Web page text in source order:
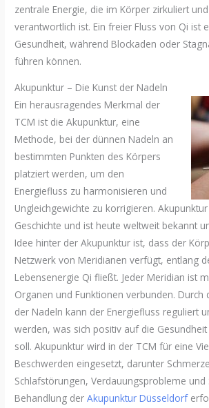
zentrale Energie, die im Körper zirkuliert
verantwortlich ist. Ein freier Fluss von Qi ist
Gesundheit, während Blockaden oder
führen können.
Akupunktur – Die Kunst der Nadeln
Ein herausragendes Merkmal der
TCM ist die Akupunktur, eine
Methode, bei der dünnen Nadeln an
bestimmten Punkten des Körpers
platziert werden, um den
Energiefluss zu harmonisieren und
Ungleichgewichte zu korrigieren.
Geschichte und ist heute weltweit bekannt
Idee hinter der Akupunktur ist, dass der
Netzwerk von Meridianen verfügt, entlang
Lebensenergie Qi fließt. Jeder Meridian ist
Organen und Funktionen verbunden. Durch
der Nadeln kann der Energiefluss reguliert
werden, was sich positiv auf die
soll. Akupunktur wird in der TCM für eine
Beschwerden eingesetzt, darunter
Schlafstörungen, Verdauungsprobleme und
Behandlung derAkupunktur Düsseldorf